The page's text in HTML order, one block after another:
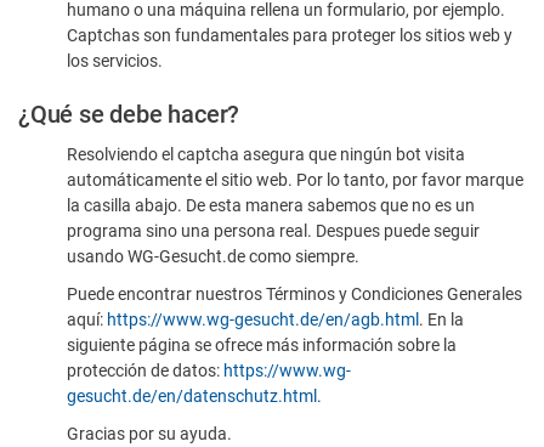
humano
humano o una máquina rellena un formulario, por ejemplo.
Captchas son fundamentales para proteger los sitios web y
los servicios.
¿Qué se debe hacer?
Resolviendo el captcha asegura que ningún bot visita
automáticamente el sitio web. Por lo tanto, por favor marque
la casilla abajo. De esta manera sabemos que no es un
programa sino una persona real. Despues puede seguir
usando WG-Gesucht.de como siempre.
Puede encontrar nuestros Términos y Condiciones Generales
aquí: https://www.wg-gesucht.de/en/agb.html . En la
siguiente página se ofrece más información sobre la
protección de datos: https://www.wg-
gesucht.de/en/datenschutz.html .
Gracias por su ayuda.